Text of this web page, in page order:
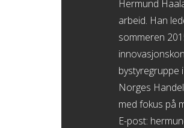
Hermund
arbeid. Han
sommeren
bystyregruppe
Norges
med fokus på
E-post: